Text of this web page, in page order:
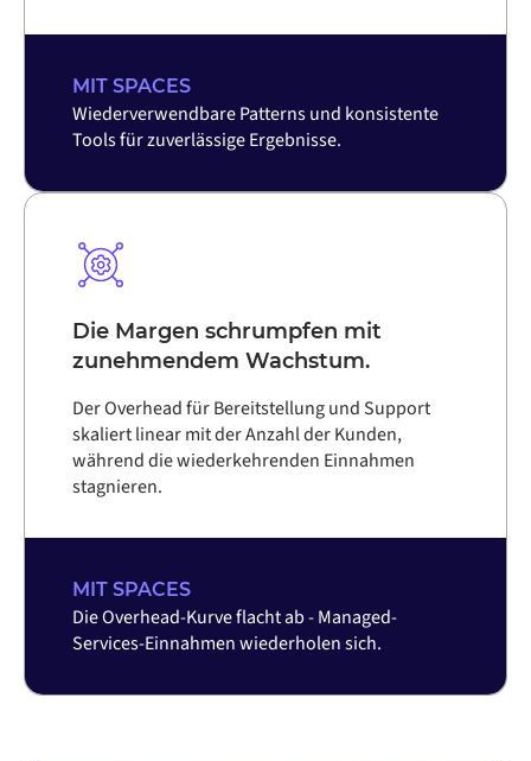
MIT SPACES
Wiederverwendbare Patterns und konsistente
Tools für zuverlässige Ergebnisse.
Die Margen schrumpfen mit
zunehmendem Wachstum.
Der Overhead für Bereitstellung und Support
skaliert linear mit der Anzahl der Kunden,
während die wiederkehrenden Einnahmen
stagnieren.
MIT SPACES
Die Overhead-Kurve flacht ab - Managed-
Services-Einnahmen wiederholen sich.